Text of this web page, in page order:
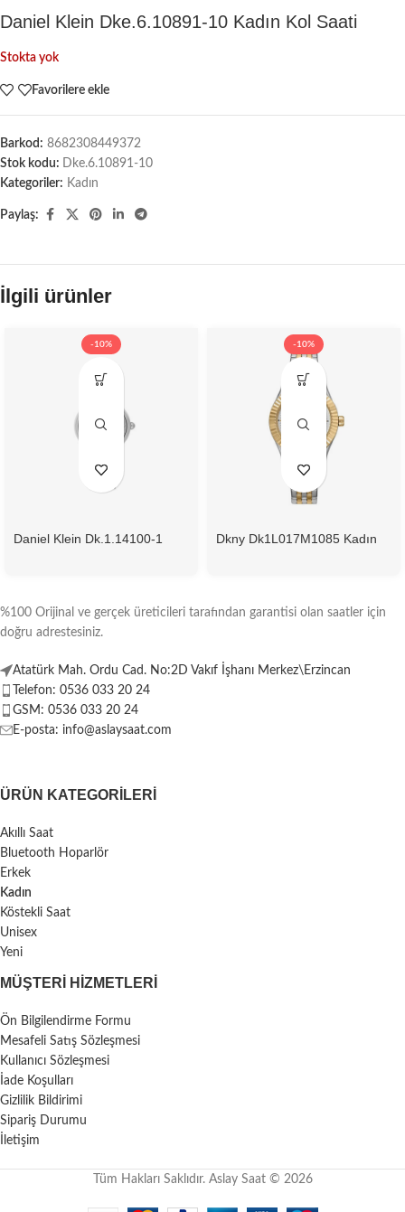
Daniel Klein Dke.6.10891-10 Kadın Kol Saati
Stokta yok
Favorilere ekle
Barkod: 8682308449372
Stok kodu: Dke.6.10891-10
Kategoriler: Kadın
Paylaş:
İlgili ürünler
-10%
Daniel Klein Dk.1.14100-1
-10%
Dkny Dk1L017M1085 Kadın
%100 Orijinal ve gerçek üreticileri tarafından garantisi olan saatler için
doğru adrestesiniz.
Atatürk Mah. Ordu Cad. No:2D Vakıf İşhanı Merkez\Erzincan
Telefon: 0536 033 20 24
GSM: 0536 033 20 24
E-posta: info@aslaysaat.com
ÜRÜN KATEGORILERI
Akıllı Saat
Bluetooth Hoparlör
Erkek
Kadın
Köstekli Saat
Unisex
Yeni
MÜŞTERI HIZMETLERI
Ön Bilgilendirme Formu
Mesafeli Satış Sözleşmesi
Kullanıcı Sözleşmesi
İade Koşulları
Gizlilik Bildirimi
Sipariş Durumu
İletişim
Tüm Hakları Saklıdır. Aslay Saat © 2026